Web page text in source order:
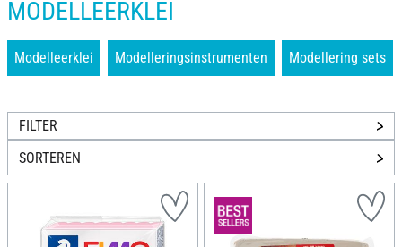
MODELLEERKLEI
Modelleerklei Modelleringsinstrumenten Modellering sets
FILTER
SORTEREN